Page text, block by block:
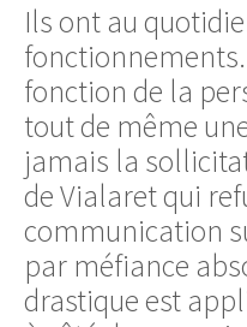
Ils ont au
fonctionnements.
fonction de la
tout de même
jamais la
de Vialaret qui
communication
par méfiance
drastique est